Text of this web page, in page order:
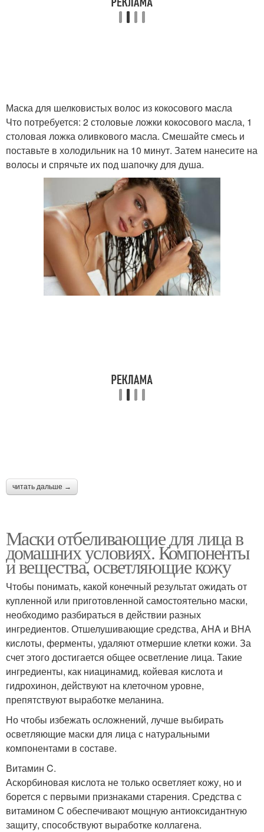
Маска с
лекарственными
травами
Овсяная маска
Маска на основе
Маска для волос Эффективные маски
Профессиональные
Маски для жирных
волос
Домашние маски
Маски для густоты Маски для укрепления
Маски для стимуляции Маски для увеличения
Маска для шелковистых волос из кокосового масла
Что потребуется: 2 столовые ложки кокосового масла, 1
столовая ложка оливкового масла. Смешайте смесь и
поставьте в холодильник на 10 минут. Затем нанесите на
волосы и спрячьте их под шапочку для душа.
читать дальше →
Маски отбеливающие для лица в
домашних условиях. Компоненты
и вещества, осветляющие кожу
Чтобы понимать, какой конечный результат ожидать от
купленной или приготовленной самостоятельно маски,
необходимо разбираться в действии разных
ингредиентов. Отшелушивающие средства, AHA и ВНА
кислоты, ферменты, удаляют отмершие клетки кожи. За
счет этого достигается общее осветление лица. Такие
ингредиенты, как ниацинамид, койевая кислота и
гидрохинон, действуют на клеточном уровне,
препятствуют выработке меланина.
Но чтобы избежать осложнений, лучше выбирать
осветляющие маски для лица с натуральными
компонентами в составе.
Витамин C.
Аскорбиновая кислота не только осветляет кожу, но и
борется с первыми признаками старения. Средства с
витамином С обеспечивают мощную антиоксидантную
защиту, способствуют выработке коллагена.